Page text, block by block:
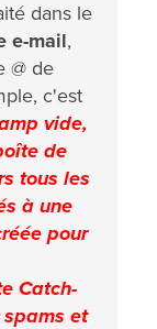
dans le
e-mail,
@ de
c'est
vide,
de
tous les
à une
pour
Catch-
et